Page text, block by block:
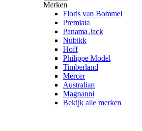
Merken
Floris van Bommel
Premiata
Panama Jack
Nubikk
Hoff
Philippe Model
Timberland
Mercer
Australian
Magnanni
Bekijk alle merken